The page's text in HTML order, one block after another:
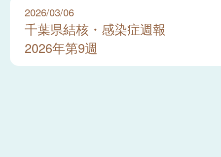
2026/03/06
千葉県結核・感染症週報
2026年第9週